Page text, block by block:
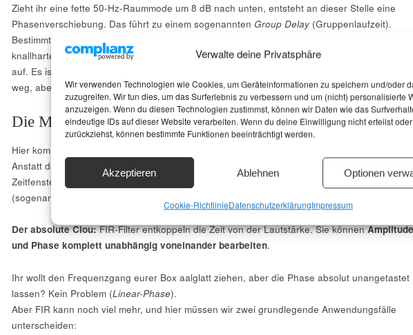
Verwalte deine Privatsphäre
Wir verwenden Technologien wie Cookies, um Geräteinformationen zu speichern und/oder
zuzugreifen. Wir tun dies, um das Surferlebnis zu verbessern und um (nicht) personalisierte
anzuzeigen. Wenn du diesen Technologien zustimmst, können wir Daten wie das
eindeutige IDs auf dieser Website verarbeiten. Wenn du deine Einwilligung nicht erteilst oder
zurückziehst, können bestimmte Funktionen beeinträchtigt werden.
Akzeptieren Ablehnen Optionen
Cookie-RichtlinieDatenschutzerklärungImpressum
Zieht ihr eine fette 50-Hz-Raummode um 8 dB nach unten, entsteht an dieser Stelle eine
Phasenverschiebung. Das führt zu einem sogenannten Group Delay(Gruppenlaufzeit).
Bestimmte Frequenzen werden minimal verzögert. Die Folge? Der Bass verliert seinen
knallharten Punch, der Impuls verschmiert, und der legendäre „Kick“ einer Bassdrum weicht
auf. Es ist wie ein chirurgischer Eingriff mit dem stumpfen Küchenmesser: Das Dröhnen ist
weg, aber das Timing ist im Eimer.
Die Master-Klasse: FIR (Finite Impulse Response)
Hier kommt der Endboss ins Spiel. FIR-Filter arbeiten mit einer
Anstatt das Signal analog-ähnlich zurückzukoppeln, nimmt der FIR-Filter ein definiertes
Zeitfenster des Audiosignals in den Speicher, multipliziert es mit Tausenden von
(sogenannten „Taps“) und faltet es mathematisch komplett neu zusammen.
Der absolute Clou:FIR-Filter entkoppeln die Zeit von der Lautstärke. Sie könnenAmplitude
und Phase komplett unabhängig voneinander bearbeiten.
Ihr wollt den Frequenzgang eurer Box aalglatt ziehen, aber die Phase absolut unangetastet
lassen? Kein Problem (Linear-Phase).
Aber FIR kann noch viel mehr, und hier müssen wir zwei grundlegende Anwendungsfälle
unterscheiden: